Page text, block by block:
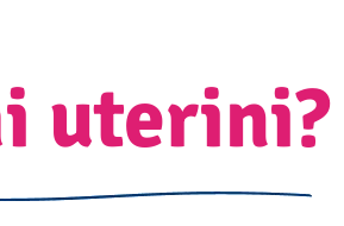
uterini?